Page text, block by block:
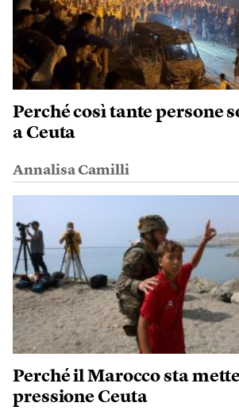
Perché così tante persone
a Ceuta
Annalisa Camilli
Perché il Marocco sta
pressione Ceuta